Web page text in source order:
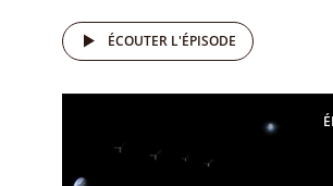
ÉCOUTER L'ÉPISODE